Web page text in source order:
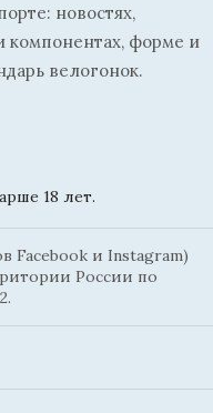
новостях,
компонентах, форме и
велогонок.
18 лет.
Facebook и Instagram)
России по